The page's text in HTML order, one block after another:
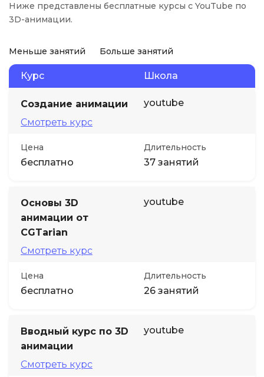
Ниже представлены бесплатные курсы с YouTube по
3D-анимации.
Меньше занятий Больше занятий
Курс Школа
Создание анимации
Смотреть курс
youtube
Цена
бесплатно
Длительность
37 занятий
Основы 3D
анимации от
CGTarian
Смотреть курс
youtube
Цена
бесплатно
Длительность
26 занятий
Вводный курс по 3D
анимации
Смотреть курс
youtube